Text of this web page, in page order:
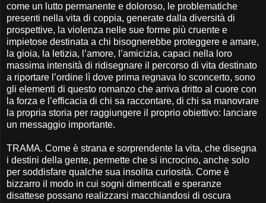
come un lutto permanente e doloroso, le problematiche
presenti nella vita di coppia, generate dalla diversità di
prospettive, la violenza nelle sue forme più cruente e
impietose destinata a chi bisognerebbe proteggere e amare,
la gioia, la letizia, l’amore, l’amicizia, capaci nella loro
massima intensità di ridisegnare il percorso di vita destinato
a riportare l’ordine lì dove prima regnava lo sconcerto, sono
gli elementi di questo romanzo che arriva dritto al cuore con
la forza e l’efficacia di chi sa raccontare, di chi sa manovrare
la propria storia per raggiungere il proprio obiettivo: lanciare
un messaggio importante.
TRAMA. Come è strana e sorprendente la vita, che disegna
i destini della gente, permette che si incrocino, anche solo
per soddisfare qualche sua insolita curiosità. Come è
bizzarro il modo in cui sogni dimenticati e speranze
disattese possano realizzarsi macchiandosi di oscura